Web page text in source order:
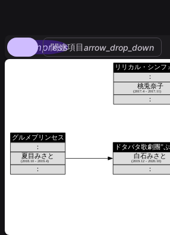
compress
関連項目arrow_drop_down